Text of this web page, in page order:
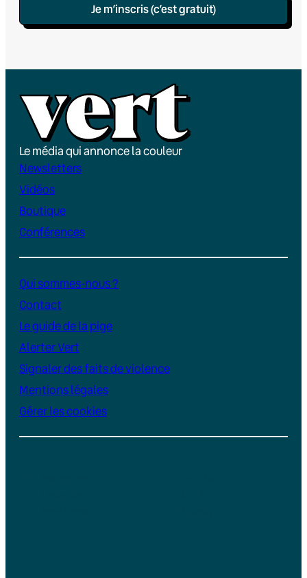
Je m’inscris (c’est gratuit)
Le média qui annonce la couleur
Newsletters
Vidéos
Boutique
Conférences
Qui sommes-nous ?
Contact
Le guide de la pige
Alerter Vert
Signaler des faits de violence
Mentions légales
Gérer les cookies